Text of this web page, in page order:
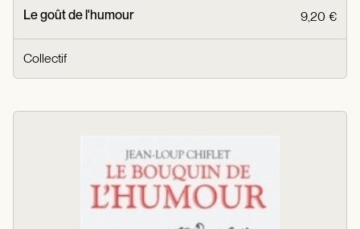
Le goût de l'humour 9,20 €
Collectif